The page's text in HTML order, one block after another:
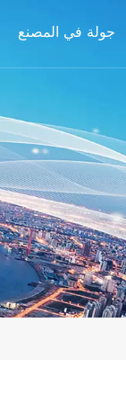
جولة في المصنع